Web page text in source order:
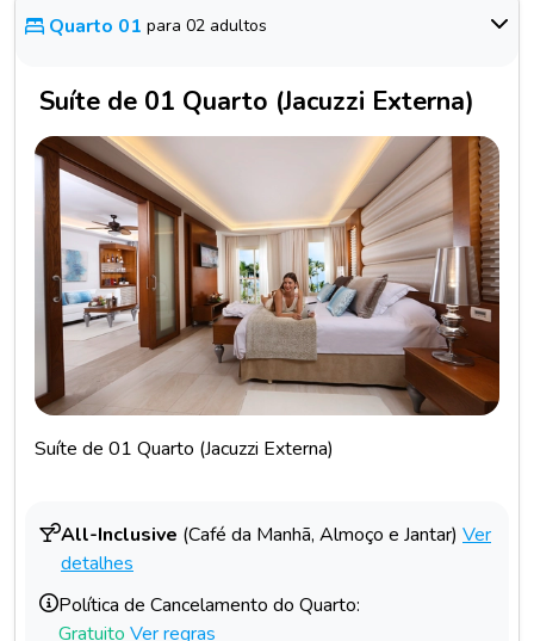
Quarto 01 para 02 adultos
Suíte de 01 Quarto (Jacuzzi Externa)
Suíte de 01 Quarto (Jacuzzi Externa)
All-Inclusive (Café da Manhã, Almoço e Jantar) Ver
detalhes
Política de Cancelamento do Quarto:
Gratuito Ver regras